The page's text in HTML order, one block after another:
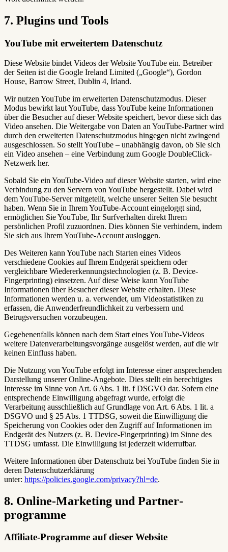
7. Plugins und Tools
YouTube mit erweitertem Datenschutz
Diese Website bindet Videos der Website YouTube ein. Betreiber
der Seiten ist die Google Ireland Limited („Google“), Gordon
House, Barrow Street, Dublin 4, Irland.
Wir nutzen YouTube im erweiterten Datenschutzmodus. Dieser
Modus bewirkt laut YouTube, dass YouTube keine Informationen
über die Besucher auf dieser Website speichert, bevor diese sich das
Video ansehen. Die Weitergabe von Daten an YouTube-Partner wird
durch den erweiterten Datenschutzmodus hingegen nicht zwingend
ausgeschlossen. So stellt YouTube – unabhängig davon, ob Sie sich
ein Video ansehen – eine Verbindung zum Google DoubleClick-
Netzwerk her.
Sobald Sie ein YouTube-Video auf dieser Website starten, wird eine
Verbindung zu den Servern von YouTube hergestellt. Dabei wird
dem YouTube-Server mitgeteilt, welche unserer Seiten Sie besucht
haben. Wenn Sie in Ihrem YouTube-Account eingeloggt sind,
ermöglichen Sie YouTube, Ihr Surfverhalten direkt Ihrem
persönlichen Profil zuzuordnen. Dies können Sie verhindern, indem
Sie sich aus Ihrem YouTube-Account ausloggen.
Des Weiteren kann YouTube nach Starten eines Videos
verschiedene Cookies auf Ihrem Endgerät speichern oder
vergleichbare Wiedererkennungstechnologien (z. B. Device-
Fingerprinting) einsetzen. Auf diese Weise kann YouTube
Informationen über Besucher dieser Website erhalten. Diese
Informationen werden u. a. verwendet, um Videostatistiken zu
erfassen, die Anwenderfreundlichkeit zu verbessern und
Betrugsversuchen vorzubeugen.
Gegebenenfalls können nach dem Start eines YouTube-Videos
weitere Datenverarbeitungsvorgänge ausgelöst werden, auf die wir
keinen Einfluss haben.
Die Nutzung von YouTube erfolgt im Interesse einer ansprechenden
Darstellung unserer Online-Angebote. Dies stellt ein berechtigtes
Interesse im Sinne von Art. 6 Abs. 1 lit. f DSGVO dar. Sofern eine
entsprechende Einwilligung abgefragt wurde, erfolgt die
Verarbeitung ausschließlich auf Grundlage von Art. 6 Abs. 1 lit. a
DSGVO und § 25 Abs. 1 TTDSG, soweit die Einwilligung die
Speicherung von Cookies oder den Zugriff auf Informationen im
Endgerät des Nutzers (z. B. Device-Fingerprinting) im Sinne des
TTDSG umfasst. Die Einwilligung ist jederzeit widerrufbar.
Weitere Informationen über Datenschutz bei YouTube finden Sie in
deren Datenschutzerklärung
unter: https://policies.google.com/privacy?hl=de.
8. Online-Marketing und Partner­
programme
Affiliate-Programme auf dieser Website